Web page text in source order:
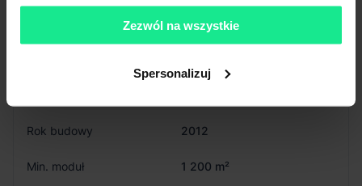
Zezwól na wszystkie
Spersonalizuj
Istniejący
Rok budowy 2012
Min. moduł
1 200 m²